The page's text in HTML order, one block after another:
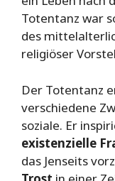
Totentanz war
des
religiöser
Der Totentanz
verschiedene
soziale. Er
existenzielle
das Jenseits